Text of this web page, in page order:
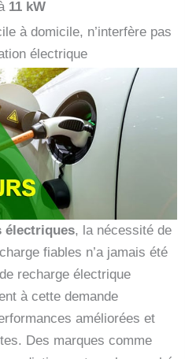
11 kW
à domicile, n’interfère pas
électrique
électriques, la nécessité de
fiables n’a jamais été
recharge électrique
à cette demande
améliorées et
Des marques comme